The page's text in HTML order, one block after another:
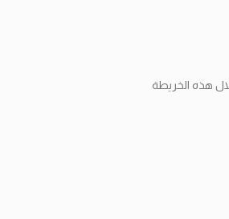
هذه الخريطة